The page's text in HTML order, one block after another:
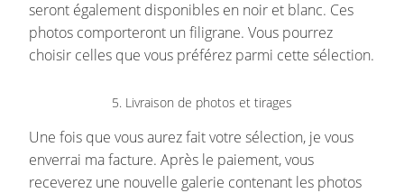
seront également disponibles en noir et blanc. Ces
photos comporteront un filigrane. Vous pourrez
choisir celles que vous préférez parmi cette sélection.
5. Livraison de photos et tirages
Une fois que vous aurez fait votre sélection, je vous
enverrai ma facture. Après le paiement, vous
receverez une nouvelle galerie contenant les photos